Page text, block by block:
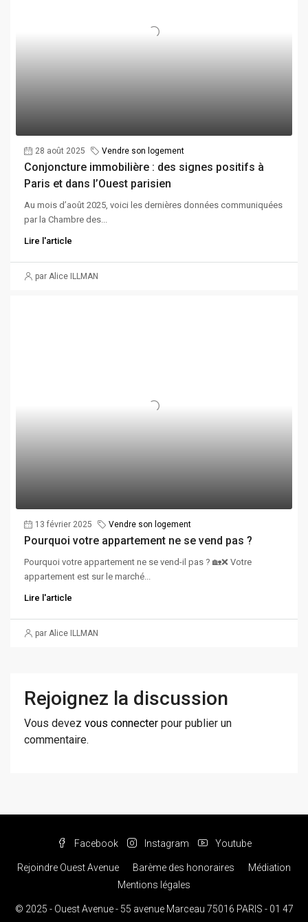
28 août 2025 Vendre son logement
Conjoncture immobilière : des signes positifs à
Paris et dans l’Ouest parisien
Au mois d’août 2025, voici les dernières données communiquées
par la Chambre des...
Lire l'article
par Alice ILLMAN
13 février 2025 Vendre son logement
Pourquoi votre appartement ne se vend pas ?
Pourquoi votre appartement ne se vend-il pas ? 🏡❌ Votre
appartement est sur le marché...
Lire l'article
par Alice ILLMAN
Rejoignez la discussion
Vous devez vous connecter pour publier un
commentaire.
Facebook Instagram Youtube
Rejoindre Ouest Avenue Barème des honoraires
Médiation
Mentions légales
© 2025 - Ouest Avenue - 55 avenue Marceau 75016 PARIS - 01 47